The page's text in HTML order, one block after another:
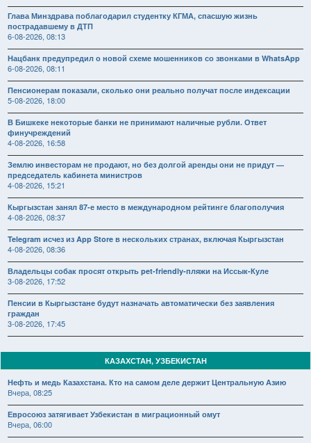
Глава Минздрава поблагодарил студентку КГМА, спасшую жизнь
пострадавшему в ДТП
6-08-2026, 08:13
Нацбанк предупредил о новой схеме мошенников со звонками в WhatsApp
6-08-2026, 08:11
Пенсионерам показали, сколько они реально получат после индексации
5-08-2026, 18:00
В Бишкеке некоторые банки не принимают наличные рубли. Ответ
финучреждений
4-08-2026, 16:58
Землю инвесторам не продают, но без долгой аренды они не придут —
председатель кабинета министров
4-08-2026, 15:21
Кыргызстан занял 87-е место в международном рейтинге благополучия
4-08-2026, 08:37
Telegram исчез из App Store в нескольких странах, включая Кыргызстан
4-08-2026, 08:36
Владельцы собак просят открыть pet-friendly-пляжи на Иссык-Куле
3-08-2026, 17:52
Пенсии в Кыргызстане будут назначать автоматически без заявления
граждан
3-08-2026, 17:45
КАЗАХСТАН, УЗБЕКИСТАН
Нефть и медь Казахстана. Кто на самом деле держит Центральную Азию
Вчера, 08:25
Евросоюз затягивает Узбекистан в миграционный омут
Вчера, 06:00